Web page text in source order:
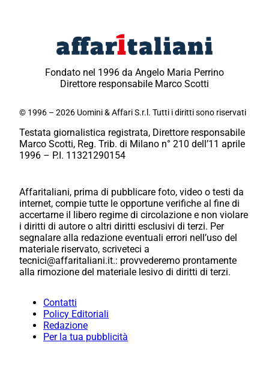
Fondato nel 1996 da Angelo Maria Perrino
Direttore responsabile Marco Scotti
© 1996 – 2026 Uomini & Affari S.r.l. Tutti i diritti sono riservati
Testata giornalistica registrata, Direttore responsabile
Marco Scotti, Reg. Trib. di Milano n° 210 dell’11 aprile
1996 – P.I. 11321290154
Affaritaliani, prima di pubblicare foto, video o testi da
internet, compie tutte le opportune verifiche al fine di
accertarne il libero regime di circolazione e non violare
i diritti di autore o altri diritti esclusivi di terzi. Per
segnalare alla redazione eventuali errori nell’uso del
materiale riservato, scriveteci a
tecnici@affaritaliani.it.: provvederemo prontamente
alla rimozione del materiale lesivo di diritti di terzi.
Contatti
Policy Editoriali
Redazione
Per la tua pubblicità